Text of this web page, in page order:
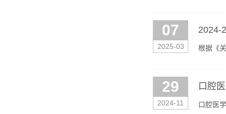
07
2025-03
2024-
根据《
29
2024-11
口腔
口腔医